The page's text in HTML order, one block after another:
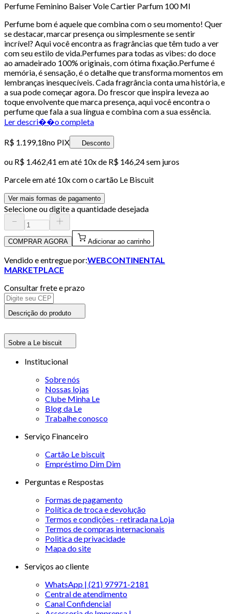
Perfume Feminino Baiser Vole Cartier Parfum 100 Ml
Perfume bom é aquele que combina com o seu momento! Quer
se destacar, marcar presença ou simplesmente se sentir
incrível? Aqui você encontra as fragrâncias que têm tudo a ver
com seu estilo de vida.Perfumes para todas as vibes: do doce
ao amadeirado 100% originais, com ótima fixação.Perfume é
memória, é sensação, é o detalhe que transforma momentos em
lembranças inesquecíveis. Cada fragrância conta uma história, e
a sua pode começar agora. Do frescor que inspira leveza ao
toque envolvente que marca presença, aqui você encontra o
perfume que fala a sua língua e combina com a sua essência.
Ler descri��o completa
R$ 1.199,18no PIX Desconto
ou R$ 1.462,41 em até 10x de R$ 146,24 sem juros
Parcele em até 10x com o cartão Le Biscuit
Ver mais formas de pagamento
Selecione ou digite a quantidade desejada
COMPRAR AGORA Adicionar ao carrinho
Vendido e entregue por:WEBCONTINENTAL
MARKETPLACE
Consultar frete e prazo
Descrição do produto
Sobre a Le biscuit
Institucional
Sobre nós
Nossas lojas
Clube Minha Le
Blog da Le
Trabalhe conosco
Serviço Financeiro
Cartão Le biscuit
Empréstimo Dim Dim
Perguntas e Respostas
Formas de pagamento
Política de troca e devolução
Termos e condições - retirada na Loja
Termos de compras internacionais
Politica de privacidade
Mapa do site
Serviços ao cliente
WhatsApp | (21) 97971-2181
Central de atendimento
Canal Confidencial